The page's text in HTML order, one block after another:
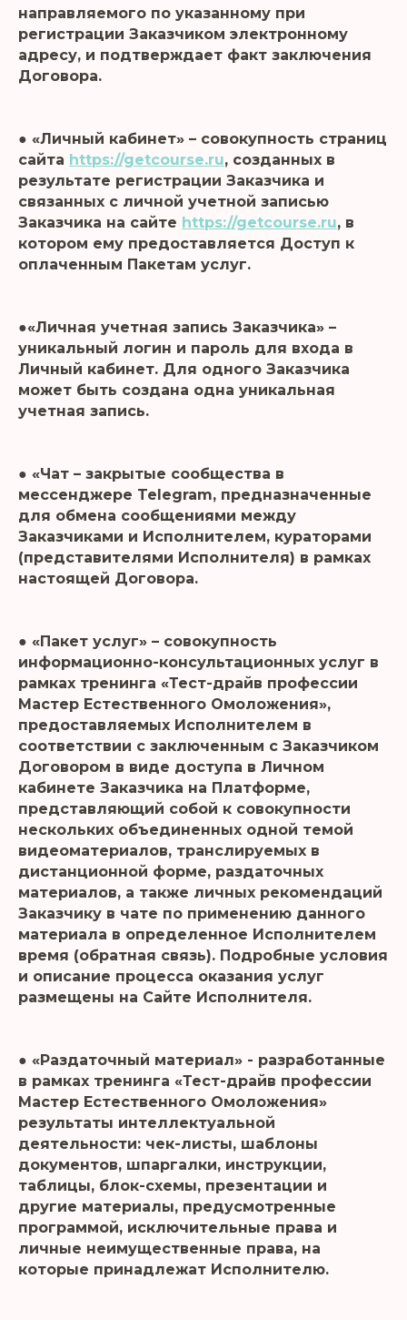
направляемого по указанному при
регистрации Заказчиком электронному
адресу, и подтверждает факт заключения
Договора.
● «Личный кабинет» – совокупность страниц
сайта https://getcourse.ru, созданных в
результате регистрации Заказчика и
связанных с личной учетной записью
Заказчика на сайте https://getcourse.ru, в
котором ему предоставляется Доступ к
оплаченным Пакетам услуг.
●«Личная учетная запись Заказчика» –
уникальный логин и пароль для входа в
Личный кабинет. Для одного Заказчика
может быть создана одна уникальная
учетная запись.
● «Чат – закрытые сообщества в
мессенджере Telegram, предназначенные
для обмена сообщениями между
Заказчиками и Исполнителем, кураторами
(представителями Исполнителя) в рамках
настоящей Договора.
● «Пакет услуг» – совокупность
информационно-консультационных услуг в
рамках тренинга «Тест-драйв профессии
Мастер Естественного Омоложения»,
предоставляемых Исполнителем в
соответствии с заключенным с Заказчиком
Договором в виде доступа в Личном
кабинете Заказчика на Платформе,
представляющий собой к совокупности
нескольких объединенных одной темой
видеоматериалов, транслируемых в
дистанционной форме, раздаточных
материалов, а также личных рекомендаций
Заказчику в чате по применению данного
материала в определенное Исполнителем
время (обратная связь). Подробные условия
и описание процесса оказания услуг
размещены на Сайте Исполнителя.
● «Раздаточный материал» - разработанные
в рамках тренинга «Тест-драйв профессии
Мастер Естественного Омоложения»
результаты интеллектуальной
деятельности: чек-листы, шаблоны
документов, шпаргалки, инструкции,
таблицы, блок-схемы, презентации и
другие материалы, предусмотренные
программой, исключительные права и
личные неимущественные права, на
которые принадлежат Исполнителю.